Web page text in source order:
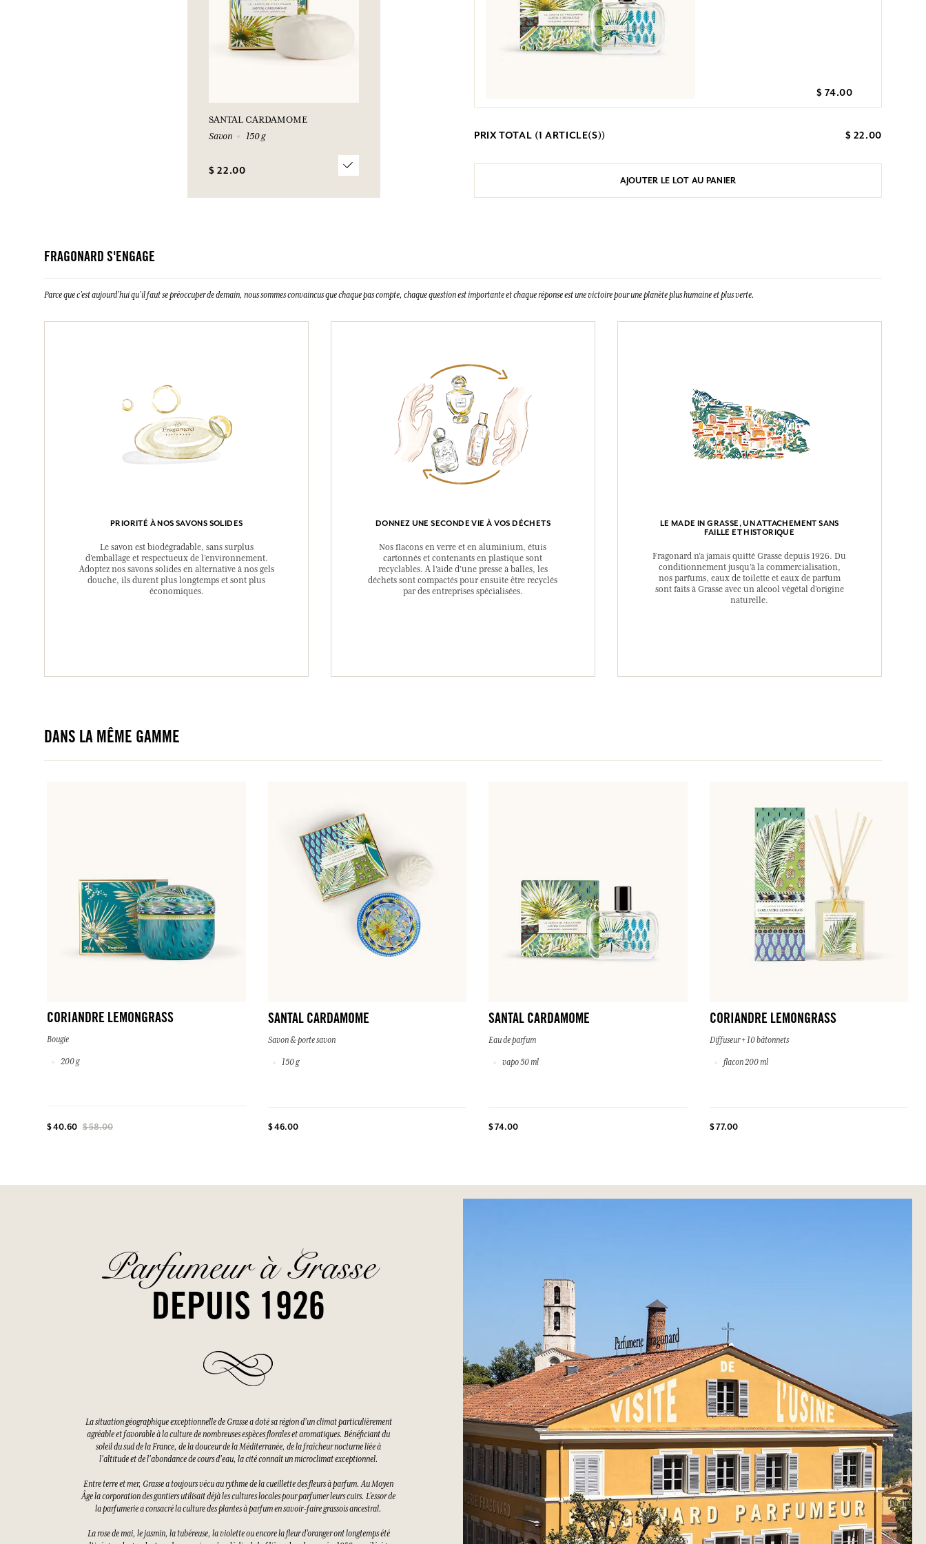
SANTAL CARDAMOME
Savon
150 g
$ 22.00
$ 74.00
PRIX TOTAL (1 ARTICLE(S)) $ 22.00
AJOUTER LE LOT AU PANIER
FRAGONARD S'ENGAGE
Parce que c’est aujourd’hui qu’il faut se préoccuper de demain, nous sommes convaincus que chaque pas compte, chaque question est importante et chaque réponse est une victoire pour une planète plus humaine et plus verte.
PRIORITÉ À NOS SAVONS SOLIDES
Le savon est biodégradable, sans surplus
d’emballage et respectueux de l’environnement.
Adoptez nos savons solides en alternative à nos gels
douche, ils durent plus longtemps et sont plus
économiques.
DONNEZ UNE SECONDE VIE À VOS DÉCHETS
Nos flacons en verre et en aluminium, étuis
cartonnés et contenants en plastique sont
recyclables. A l’aide d’une presse à balles, les
déchets sont compactés pour ensuite être recyclés
par des entreprises spécialisées.
LE MADE IN GRASSE, UN ATTACHEMENT SANS
FAILLE ET HISTORIQUE
Fragonard n’a jamais quitté Grasse depuis 1926. Du
conditionnement jusqu’à la commercialisation,
nos parfums, eaux de toilette et eaux de parfum
sont faits à Grasse avec un alcool végétal d’origine
naturelle.
DANS LA MÊME GAMME
CORIANDRE LEMONGRASS
Bougie
200 g
$ 40.60 $ 58.00
SANTAL CARDAMOME
Savon & porte savon
150 g
$ 46.00
SANTAL CARDAMOME
Eau de parfum
vapo 50 ml
$ 74.00
CORIANDRE LEMONGRASS
Diffuseur + 10 bâtonnets
flacon 200 ml
$ 77.00
Parfumeur à Grasse
DEPUIS 1926
La situation géographique exceptionnelle de Grasse a doté sa région d'un climat particulièrement
agréable et favorable à la culture de nombreuses espèces florales et aromatiques. Bénéficiant du
soleil du sud de la France, de la douceur de la Méditerranée, de la fraîcheur nocturne liée à
l'altitude et de l'abondance de cours d'eau, la cité connaît un microclimat exceptionnel.
Entre terre et mer, Grasse a toujours vécu au rythme de la cueillette des fleurs à parfum. Au Moyen
Âge la corporation des gantiers utilisait déjà les cultures locales pour parfumer leurs cuirs. L’essor de
la parfumerie a consacré la culture des plantes à parfum en savoir-faire grassois ancestral.
La rose de mai, le jasmin, la tubéreuse, la violette ou encore la fleur d’oranger ont longtemps été